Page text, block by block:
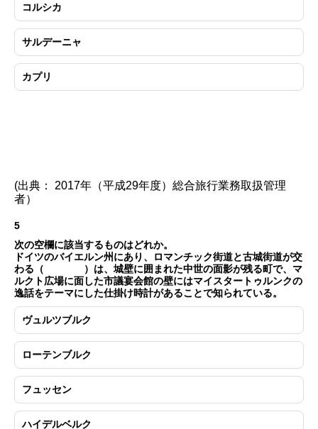
コルシカ
サルデーニャ
カプリ
(出典： 2017年（平成29年度）総合旅行業務取扱管理
者）
5
次の空欄に該当するものはどれか。
ドイツのバイエルン州にあり、ロマンチック街道と古城街道が交
わる（ ）は、城壁に囲まれた中世の面影が残る町で、マ
ルクト広場に面した市議宴会館の壁にはマイスタートゥルンクの
逸話をテーマにした仕掛け時計があることで知られている。
ヴュルツブルク
ローテンブルク
フュッセン
ハイデルベルク